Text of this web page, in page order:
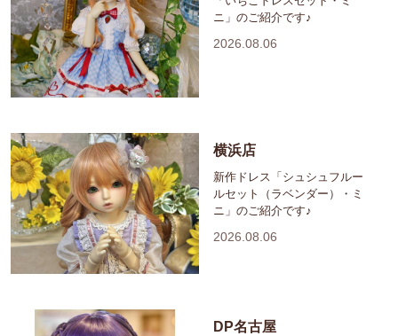
ニ」のご紹介です♪
2026.08.06
横浜店
新作ドレス「シュシュフルー
ルセット（ラベンダー）・ミ
ニ」のご紹介です♪
2026.08.06
DP名古屋